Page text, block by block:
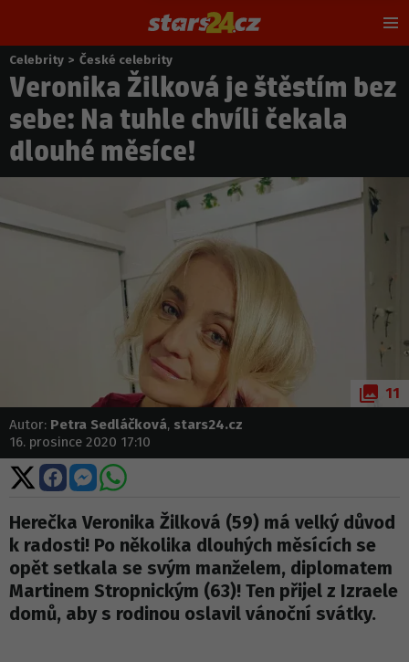
Nacházíte
se
zde:
Celebrity > České celebrity
Veronika Žilková je štěstím bez
sebe: Na tuhle chvíli čekala
dlouhé měsíce!
11
Autor: Petra Sedláčková, stars24.cz
16. prosince 2020 17:10
Sdílet
na
X
Sdílet
na
Facebooku
Sdílet
na
Messengeru
Sdílet
WhatsApp
Herečka Veronika Žilková (59) má velký důvod
k radosti! Po několika dlouhých měsících se
opět setkala se svým manželem, diplomatem
Martinem Stropnickým (63)! Ten přijel z Izraele
domů, aby s rodinou oslavil vánoční svátky.